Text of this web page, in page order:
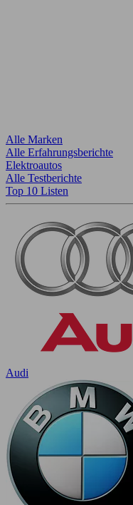
Alle Marken
Alle Erfahrungsberichte
Elektroautos
Alle Testberichte
Top 10 Listen
Audi